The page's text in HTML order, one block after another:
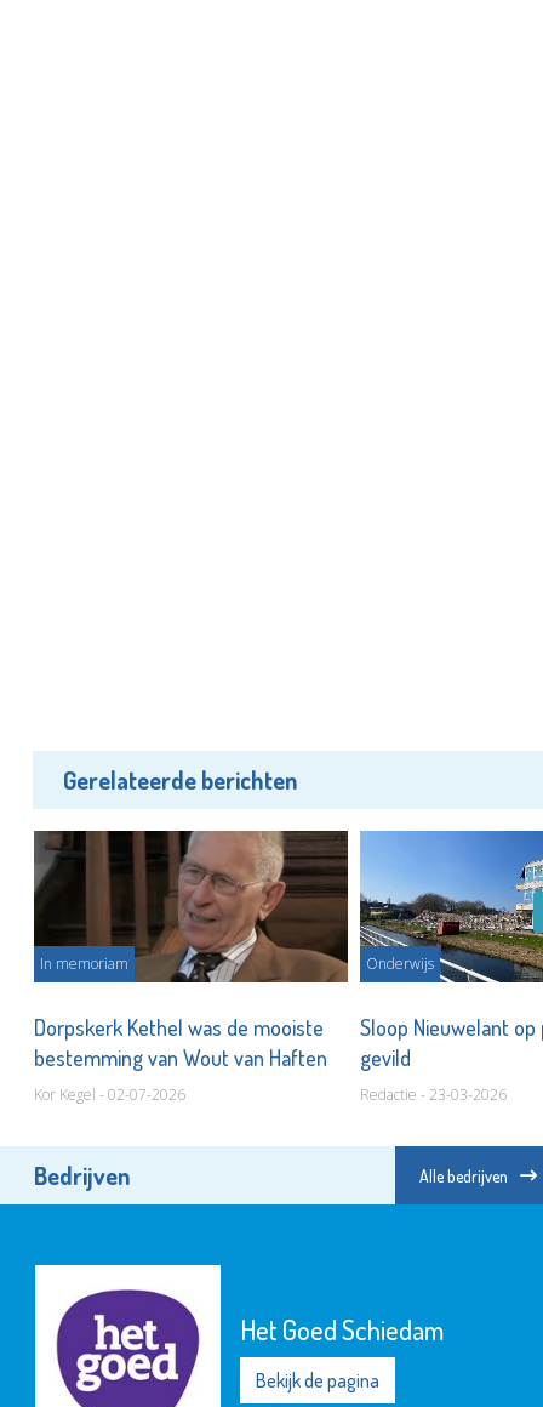
Gerelateerde berichten
In memoriam
Dorpskerk Kethel was de mooiste
bestemming van Wout van Haften
Kor Kegel - 02-07-2026
Onderwijs
Sloop Nieuwelant op
gevild
Redactie - 23-03-2026
Bedrijven Alle bedrijven
Het Goed Schiedam
Bekijk de pagina